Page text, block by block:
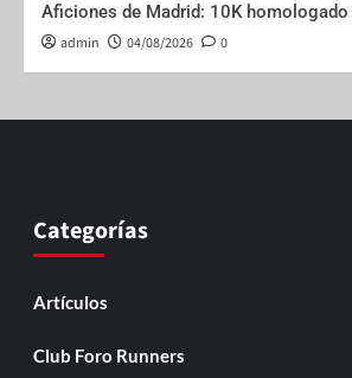
Aficiones de Madrid: 10K homologado
admin 04/08/2026 0
Categorías
Artículos
Club Foro Runners